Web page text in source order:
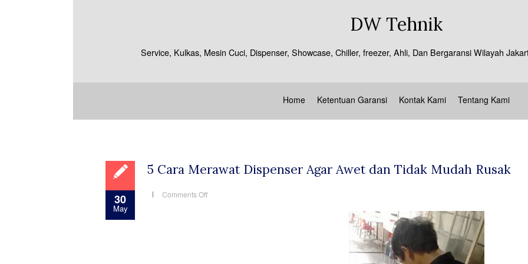
DW Tehnik
Service, Kulkas, Mesin Cuci, Dispenser, Showcase, Chiller, freezer, Ahli, Dan Bergaransi Wilayah
Home Ketentuan Garansi Kontak Kami Tentang Kami
30
May
5 Cara Merawat Dispenser Agar Awet dan Tidak Mudah Rusak
Comments Offon